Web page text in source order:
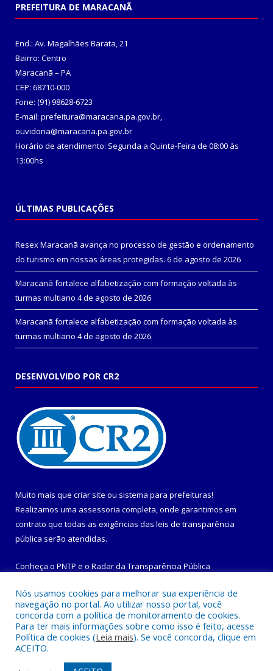
PREFEITURA DE MARACANÃ
End.: Av. Magalhães Barata, 21
Bairro: Centro
Maracanã – PA
CEP: 68710-000
Fone: (91) 98628-6723
E-mail: prefeitura@maracana.pa.gov.br,
ouvidoria@maracana.pa.gov.br
Horário de atendimento: Segunda a Quinta-Feira de 08:00 às
13:00hs
ÚLTIMAS PUBLICAÇÕES
Resex Maracanã avança no processo de gestão e ordenamento
do turismo em nossas áreas protegidas. 6 de agosto de 2026
Maracanã fortalece alfabetização com formação voltada às
turmas multiano 4 de agosto de 2026
Maracanã fortalece alfabetização com formação voltada às
turmas multiano 4 de agosto de 2026
DESENVOLVIDO POR CR2
Muito mais que criar site ou sistema para prefeituras!
Realizamos uma assessoria completa, onde garantimos em
contrato que todas as exigências das leis de transparência
pública serão atendidas.
Conheça o PNTP e o Radar da Transparência Pública
Todos os direitos reservados a Prefeitura Municipal de
Maracanã.
Nós usamos cookies para melhorar sua experiência de
navegação no portal. Ao utilizar nosso portal, você
concorda com a política de monitoramento de cookies.
Para ter mais informações sobre como isso é feito, acesse
Política de cookies (Leia mais). Se você concorda, clique em
ACEITO.